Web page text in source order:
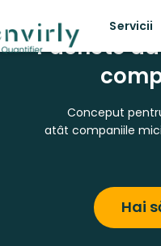
Pachete
Conceput
atât companiile
Hai
Servicii